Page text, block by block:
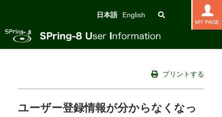
日本語 English
プリントする
ユーザー登録情報が分からなくなっ